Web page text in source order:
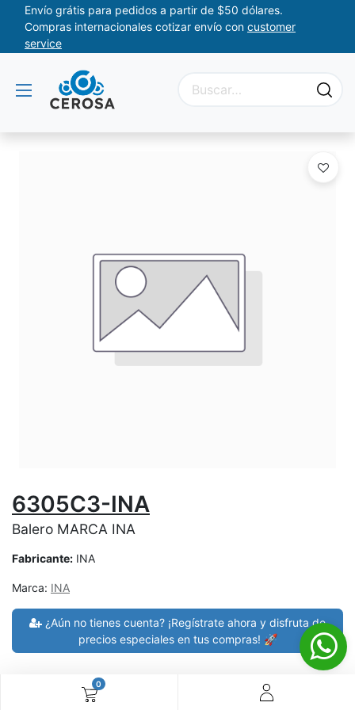
0
Envío grátis para pedidos a partir de $50 dólares.
Compras internacionales cotizar envío con customer
service
6305C3-INA
Balero MARCA INA
Fabricante: INA
Marca: INA
¿Aún no tienes cuenta? ¡Regístrate ahora y disfruta de
precios especiales en tus compras! 🚀
30 días de devolución